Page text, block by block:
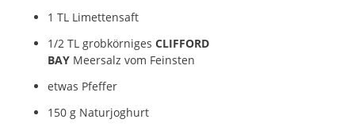
1 TL Limettensaft
1/2 TL grobkörniges CLIFFORD
BAY Meersalz vom Feinsten
etwas Pfeffer
150 g Naturjoghurt